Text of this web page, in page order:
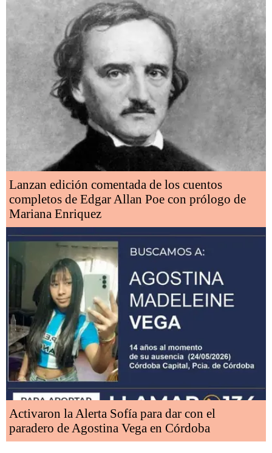
Lanzan edición comentada de los cuentos
completos de Edgar Allan Poe con prólogo de
Mariana Enriquez
Activaron la Alerta Sofía para dar con el
paradero de Agostina Vega en Córdoba